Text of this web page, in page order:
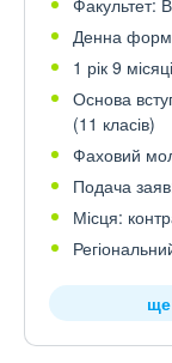
Факультет:
Денна
1 рік 9
Основа
(11 класів)
Фаховий
Подача
Місця:
ще